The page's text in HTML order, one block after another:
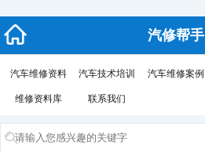
汽修帮手
汽车维修资料 汽车技术培训 汽车维修案例
维修资料库 联系我们